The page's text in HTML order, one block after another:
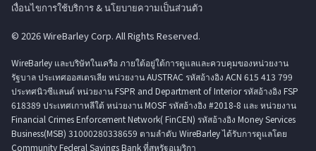
เงื่อนไขการใช้บริการ & นโยบายความเป็นส่วนตัว
© 2026 WireBarley Corp. All Rights Reserved.
WireBarley และบริษัทในเครือ ภายใต้อยู่ใต้การดูแลและควบคุมของหน่วยงาน
รัฐบาล ประเทศออสเตรเลีย หน่วยงาน AUSTRAC รหัสอ้างอิง ACN 615 413 799
ประทศนิวซีแลนด์ หน่วยงาน FSPR and Department of Interior รหัสอ้างอิง FSP
618389 ประเทศเกาหลีใต้ หน่วยงาน MOSF รหัสอ้างอิง #2018-8 และ หน่วยงาน
Financial Crimes Enforcement Network( FinCEN) รหัสอ้างอิง Money Services
Business(MSB) 31000280338659 ตามลำดับ WireBarley ได้รับการดูแลโดย
Community Federal Savings Bank ที่สหรัฐอเมริกา